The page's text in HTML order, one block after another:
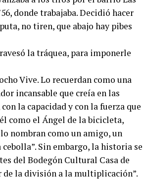
donde trabajaba. Decidió hacer
no tiren, que abajo hay pibes
la tráquea, para imponerle
Vive. Lo recuerdan como una
incansable que creía en las
la capacidad y con la fuerza que
como el Ángel de la bicicleta,
nombran como un amigo, un
Sin embargo, la historia se
del Bodegón Cultural Casa de
de la división a la multiplicación”.